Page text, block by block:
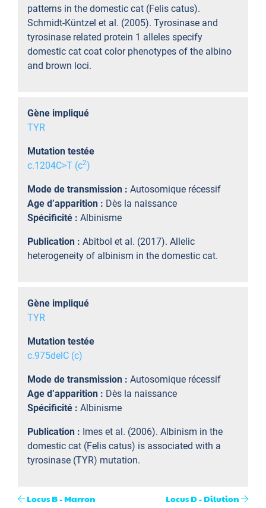
patterns in the domestic cat (Felis catus).
Schmidt-Küntzel et al. (2005). Tyrosinase and
tyrosinase related protein 1 alleles specify
domestic cat coat color phenotypes of the albino
and brown loci.
Gène impliqué
TYR
Mutation testée
c.1204C>T (c2)
Mode de transmission : Autosomique récessif
Age d’apparition : Dès la naissance
Spécificité : Albinisme
Publication : Abitbol et al. (2017). Allelic
heterogeneity of albinism in the domestic cat.
Gène impliqué
TYR
Mutation testée
c.975delC (c)
Mode de transmission : Autosomique récessif
Age d’apparition : Dès la naissance
Spécificité : Albinisme
Publication : Imes et al. (2006). Albinism in the
domestic cat (Felis catus) is associated with a
tyrosinase (TYR) mutation.
Locus B - Marron Locus D - Dilution